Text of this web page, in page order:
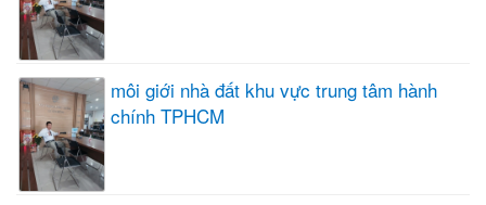
môi giới nhà đất khu vực trung tâm hành
chính TPHCM